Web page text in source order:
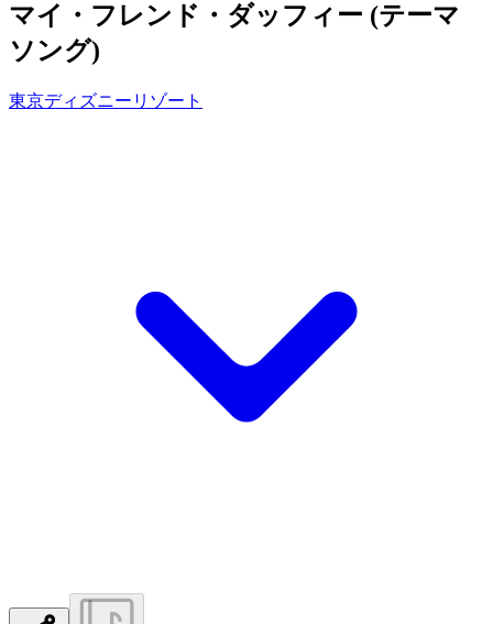
マイ・フレンド・ダッフィー (テーマ
ソング)
東京ディズニーリゾート